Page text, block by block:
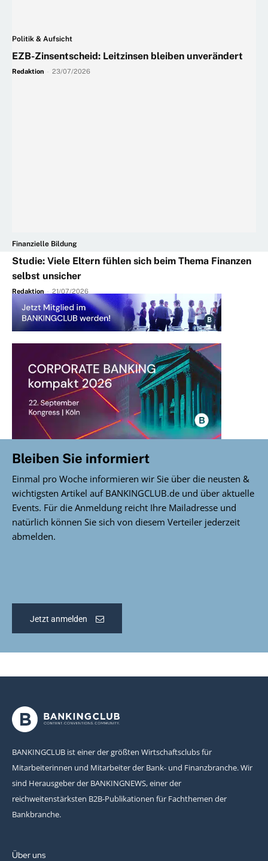
Politik & Aufsicht
EZB-Zinsentscheid: Leitzinsen bleiben unverändert
Redaktion 23/07/2026
Finanzielle Bildung
Studie: Viele Eltern fühlen sich beim Thema Finanzen
selbst unsicher
Redaktion - 21/07/2026
Bleiben Sie informiert
Einmal pro Woche informieren wir Sie über die neusten &
wichtigsten Artikel auf BANKINGCLUB.de und über aktuelle
Events. Für die Anmeldung reicht Ihre Mailadresse und
natürlich können Sie sich von diesem Verteiler jederzeit
abmelden.
Jetzt anmelden
BANKINGCLUB ist einer der größten Wirtschaftsclubs für
Mitarbeiterinnen und Mitarbeiter der Bank- und Finanzbranche. Wir
sind Herausgeber der BANKINGNEWS, einer der
reichweitenstärksten B2B-Publikationen für Fachthemen der
Bankbranche.
Über uns